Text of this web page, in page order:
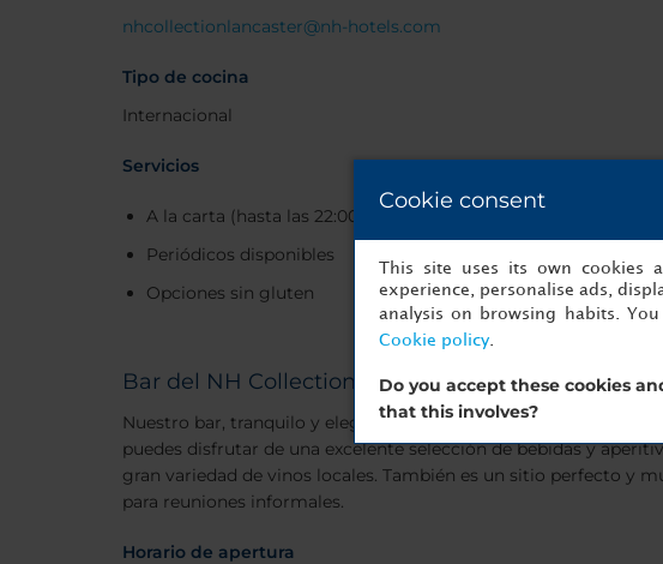
nhcollectionlancaster@nh-hotels.com
Tipo de cocina
Internacional
Servicios
A la carta (hasta las 22:00 h)
Periódicos disponibles
Opciones sin gluten
Bar del NH Collection Buenos Aires Lancaster
Nuestro bar, tranquilo y elegante, tiene suelo de madera y techos
puedes disfrutar de una excelente selección de bebidas y
gran variedad de vinos locales. También es un sitio perfecto y
para reuniones informales.
Horario de apertura
Cookie consent
This site uses its own cookies
experience, personalise ads,
analysis on browsing habits.
Cookie policy.
Do you accept these cookies
that this involves?